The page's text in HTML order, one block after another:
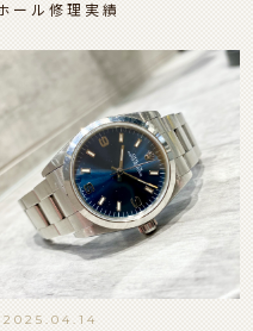
ール修理実績
2025.04.14